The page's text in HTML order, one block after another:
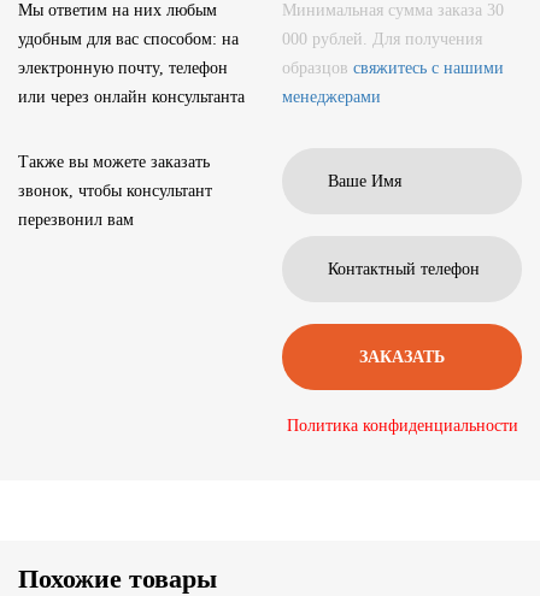
Мы ответим на них любым
удобным для вас способом: на
электронную почту, телефон
или через онлайн консультанта
Также вы можете заказать
звонок, чтобы консультант
перезвонил вам
Минимальная сумма заказа 30
000 рублей. Для получения
образцов свяжитесь с нашими
менеджерами
Политика конфиденциальности
Похожие товары